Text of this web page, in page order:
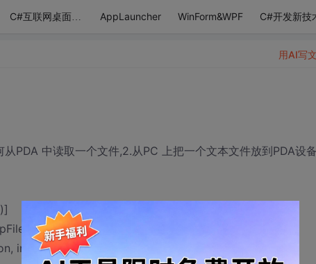
C#互联网桌面应用 AppLauncher WinForm&WPF C#开发新技
PDA 中读取一个文件,2.从PC 上把一个文本文件放到PDA设
uint dwDesiredAccess, int wShareMode,
int dwFlagsAndAttributes, int hTemplateFile);
用AI写